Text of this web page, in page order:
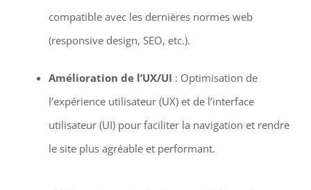
compatible avec les dernières normes web
(responsive design, SEO, etc.).
Amélioration de l’UX/UI : Optimisation de
l’expérience utilisateur (UX) et de l’interface
utilisateur (UI) pour faciliter la navigation et rendre
le site plus agréable et performant.